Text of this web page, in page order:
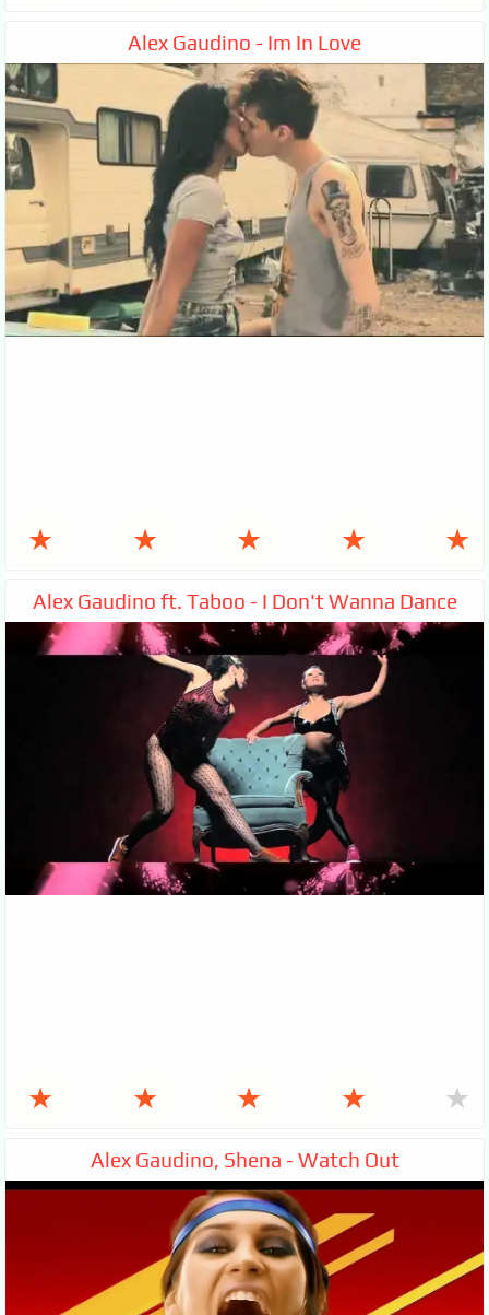
Alex Gaudino - Im In Love
★ ★ ★ ★ ★
Alex Gaudino ft. Taboo - I Don't Wanna Dance
★ ★ ★ ★ ★
Alex Gaudino, Shena - Watch Out